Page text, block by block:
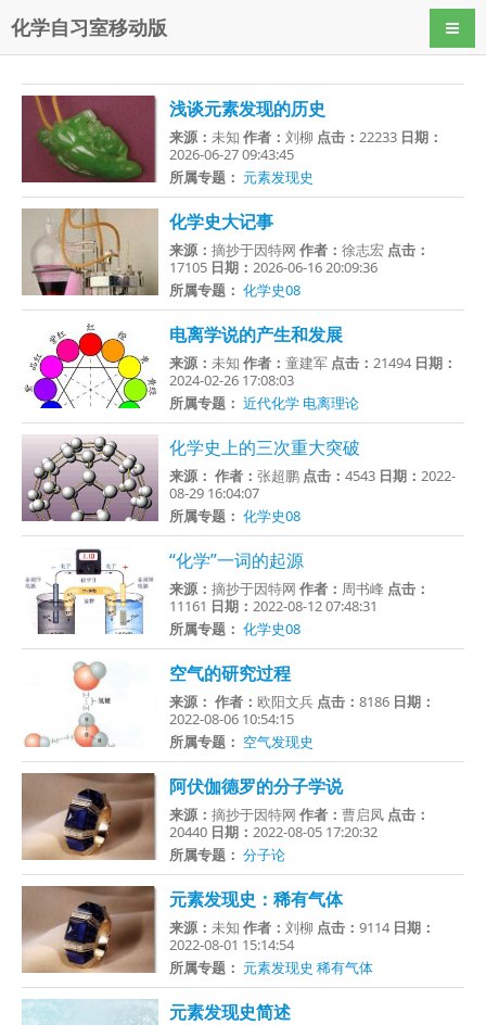
化学自习室移动版 导航
浅谈元素发现的历史
来源：未知作者：刘柳 点击：22233 日期：
2026-06-27 09:43:45
所属专题： 元素发现史
化学史大记事
来源：摘抄于因特网作者：徐志宏 点击：
17105 日期：2026-06-16 20:09:36
所属专题： 化学史08
电离学说的产生和发展
来源：未知作者：童建军 点击：21494 日期：
2024-02-26 17:08:03
所属专题： 近代化学 电离理论
化学史上的三次重大突破
来源： 作者：张超鹏 点击：4543 日期：2022-
08-29 16:04:07
所属专题： 化学史08
“化学”一词的起源
来源：摘抄于因特网作者： 周书峰 点击：
11161 日期：2022-08-12 07:48:31
所属专题： 化学史08
空气的研究过程
来源： 作者：欧阳文兵 点击：8186 日期：
2022-08-06 10:54:15
所属专题： 空气发现史
阿伏伽德罗的分子学说
来源：摘抄于因特网作者：曹启凤 点击：
20440 日期：2022-08-05 17:20:32
所属专题： 分子论
元素发现史：稀有气体
来源：未知作者：刘柳 点击：9114 日期：
2022-08-01 15:14:54
所属专题： 元素发现史 稀有气体
元素发现史简述